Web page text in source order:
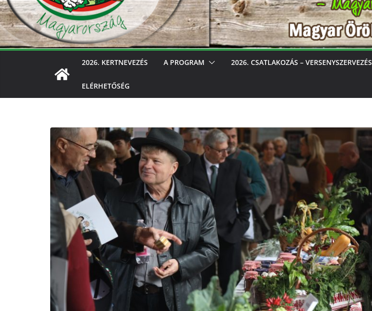
2026. KERTNEVEZÉS A PROGRAM 2026. CSATLAKOZÁS – VERSENYSZERVEZÉS
ELÉRHETŐSÉG